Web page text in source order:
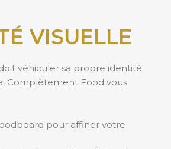
VISUELLE
véhiculer sa propre identité
Complètement Food vous
pour affiner votre